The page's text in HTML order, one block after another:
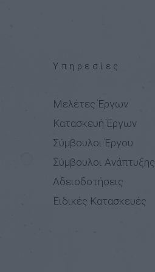
Υπηρεσίες
Μελέτες Έργων
Κατασκευή Έργων
Σύμβουλοι Έργου
Σύμβουλοι Ανάπτυξης
Αδειοδοτήσεις
Ειδικές Κατασκευές